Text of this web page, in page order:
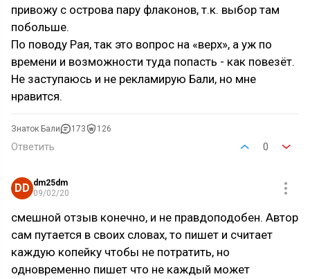
привожу с острова пару флаконов, т.к. выбор там
побольше.
По поводу Рая, так это вопрос на «верх», а уж по
времени и возможности туда попасть - как повезёт.
Не заступаюсь и не рекламирую Бали, но мне
нравится.
Знаток Бали 173 126
Ответить 0
DD dm25dm
09/02/20
смешной отзыв конечно, и не правдоподобен. Автор
сам путается в своих словах, то пишет и считает
каждую копейку чтобы не потратить, но
одновременно пишет что не каждый может